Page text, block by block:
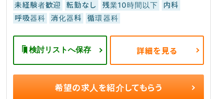
未経験者歓迎 転勤なし 残業10時間以下
内科
呼吸器科
消化器科 循環器科
検討リストへ保存 詳細を見る
希望の求人を紹介してもらう